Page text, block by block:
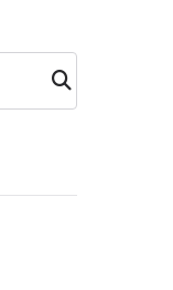
Szuk
aj